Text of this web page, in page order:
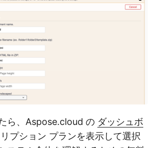
ら、Aspose.cloud の ダッシュボ
プション プランを表示して選択